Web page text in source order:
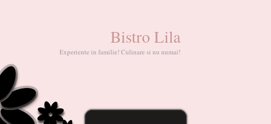
Bistro Lila
Experiente in familie! Culinare si nu numai!